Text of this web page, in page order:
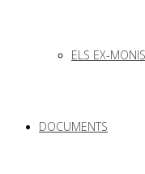
ELS EX-
DOCUMENTS